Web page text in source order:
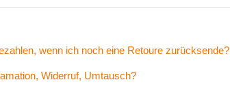
wenn ich noch eine Retoure zurücksende?
Widerruf, Umtausch?